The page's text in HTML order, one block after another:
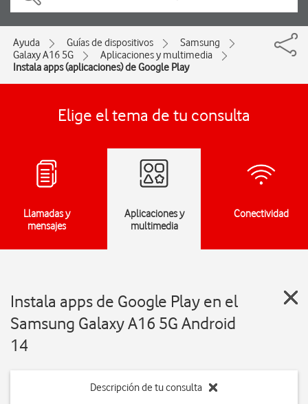
Ayuda Guías de dispositivos
Samsung
Galaxy A16 5G
Aplicaciones y multimedia
Instala apps (aplicaciones) de Google Play
Elige el tema de tu consulta
Llamadas y
mensajes
Aplicaciones y
multimedia
Conectividad
Instala apps de Google Play en el
Samsung Galaxy A16 5G Android
14
Descripción de tu consulta